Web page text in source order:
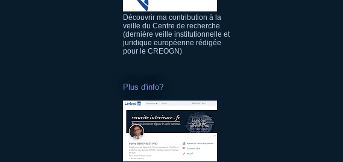
Découvrir ma contribution à la
veille du Centre de recherche
(dernière veille institutionnelle et
juridique européenne rédigée
pour le CREOGN)
Plus d'info?